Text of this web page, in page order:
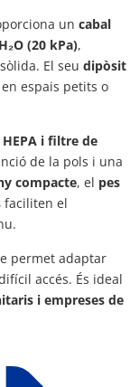
un cabal
(20 kPa),
El seu dipòsit
espais petits o
i filtre de
de la pols i una
compacte, el pes
faciliten el
permet adaptar
accés. És ideal
i empreses de